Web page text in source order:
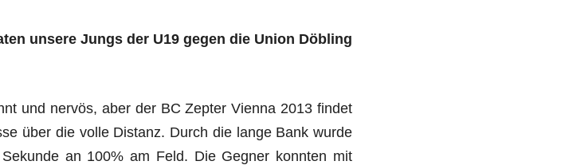
unsere Jungs der U19 gegen die Union Döbling
und nervös, aber der BC Zepter Vienna 2013 findet
über die volle Distanz. Durch die lange Bank wurde
an 100% am Feld. Die Gegner konnten mit